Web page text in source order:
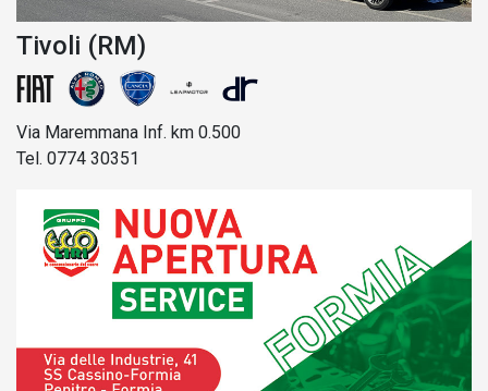
Tivoli (RM)
Via Maremmana Inf. km 0.500
Tel. 0774 30351